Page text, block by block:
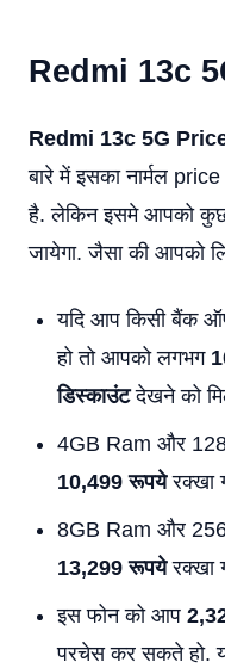
Redmi 13c
Redmi 13c 5G
बारे में इसका नार्मल
है. लेकिन इसमे आपको
जायेगा. जैसा की आपको
यदि आप किसी बैंक
हो तो आपको लगभग
डिस्काउंटदेखने को
4GB Ram और
10,499 रूपयेरक्खा
8GB Ram और
13,299 रूपयेरक्खा
इस फोन को आप
परचेस कर सकते हो.